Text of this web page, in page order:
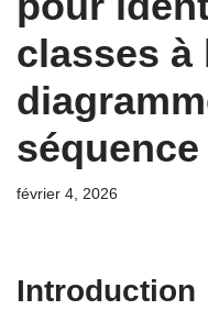
classes à
séquence
février 4, 2026
Introduction